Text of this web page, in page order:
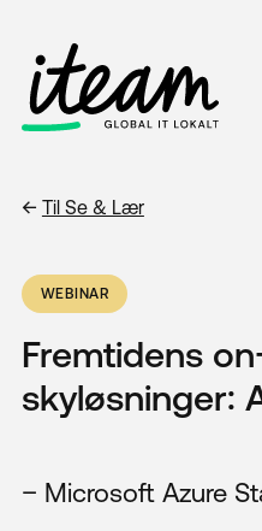
← Til Se & Lær
WEBINAR
Fremtidens
skyløsninger:
– Microsoft Azure